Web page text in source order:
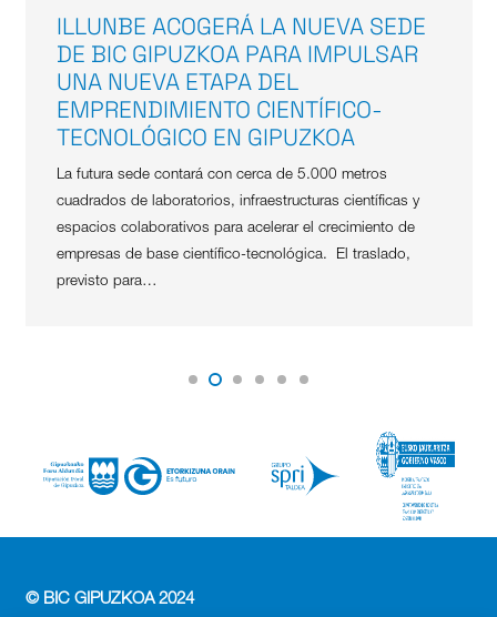
ILLUNBE ACOGERÁ LA NUEVA SEDE
DE BIC GIPUZKOA PARA IMPULSAR
UNA NUEVA ETAPA DEL
EMPRENDIMIENTO CIENTÍFICO-
TECNOLÓGICO EN GIPUZKOA
La futura sede contará con cerca de 5.000 metros
cuadrados de laboratorios, infraestructuras científicas y
espacios colaborativos para acelerar el crecimiento de
empresas de base científico-tecnológica. El traslado,
previsto para…
© BIC GIPUZKOA 2024